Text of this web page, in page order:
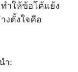
ำให้ข้อโต้แย้ง
งตั้งใจคือ
ำ: